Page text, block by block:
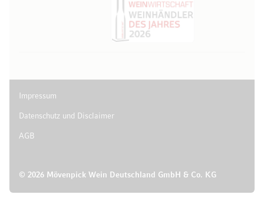
© 2026 Mövenpick Wein Deutschland GmbH & Co. KG
Impressum
Datenschutz und Disclaimer
AGB